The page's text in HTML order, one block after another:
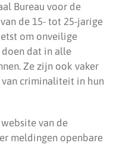
Bureau voor de
de 15- tot 25-jarige
om onveilige
dat in alle
Ze zijn ook vaker
criminaliteit in hun
van de
meldingen openbare